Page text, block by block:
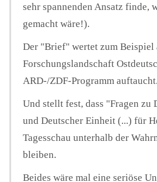
sehr spannenden Ansatz finde,
gemacht wäre!).
Der "Brief" wertet zum Beispiel
Forschungslandschaft
ARD-/ZDF-Programm auftaucht.
Und stellt fest, dass "Fragen zu
und Deutscher Einheit (...) für
Tagesschau unterhalb der
bleiben.
Beides wäre mal eine seriöse